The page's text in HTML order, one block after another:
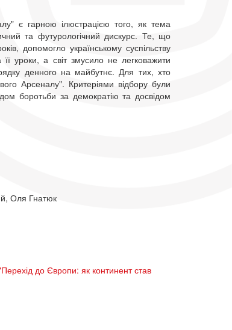
є гарною ілюстрацією того, як тема
та футурологічний дискурс. Те, що
допомогло українському суспільству
її уроки, а світ змусило не легковажити
денного на майбутнє. Для тих, хто
Арсеналу". Критеріями відбору були
боротьби за демократію та досвідом
Оля Гнатюк
до Європи: як континент став